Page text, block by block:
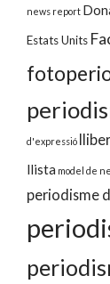
news report
Estats Units
d'expressió
llista model de
periodisme